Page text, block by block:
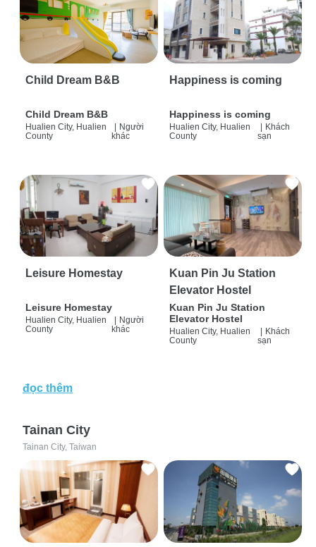
Child Dream B&B
Child Dream B&B
Hualien City, Hualien
County
Người
khác
Happiness is coming
Happiness is coming
Hualien City, Hualien
County
Khách
sạn
Leisure Homestay
Leisure Homestay
Hualien City, Hualien
County
Người
khác
Kuan Pin Ju Station
Elevator Hostel
Kuan Pin Ju Station
Elevator Hostel
Hualien City, Hualien
County
Khách
sạn
đọc thêm
Tainan City
Tainan City, Taiwan